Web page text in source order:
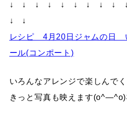
↓ ↓ ↓ ↓ ↓ ↓ ↓ ↓ ↓
↓ ↓
レシピ 4月20日ジャムの日
ール(コンポート)
いろんなアレンジで楽しんでく
きっと写真も映えます(o^―^o)